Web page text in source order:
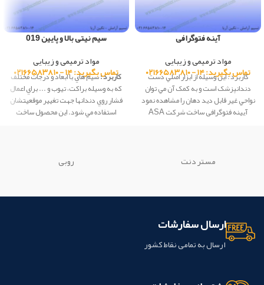
آینه فتوگرافی
مواد ترمیمی و زیبایی
تماس بگیرید: ۱۴ - ۰۲۱۶۶۵۸۳۸۱۰
کاربرد : اين وسيله از ابزار اصلي دست
دندانپزشک است و به کمک آن مي توان
نواحي غير قابل ديد دهان را مشاهده نمود
آیینه فتوگرافی ساخت شرکت ASA
سیم نیتی بالا و پایین 019
مواد ترمیمی و زیبایی
تماس بگیرید: ۱۴ - ۰۲۱۶۶۵۸۳۸۱۰
کاربرد :سيم هاي با ابعاد و درجات مختلف
كه به وسيله براكت، تيوب و ... براي اعمال
فشار روي دندانها جهت تغيير موقعيتشان
استفاده مي شود. این محصول ساخت
مستر دنت روبی
ارسال سفارشات
ارسال به تمامی نقاط کشور